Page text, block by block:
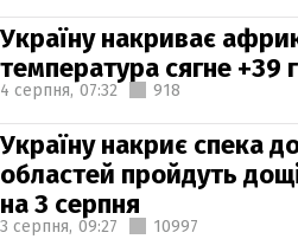
Україну накриває
температура сягне +39
4 серпня, 07:32 918
Україну накриє спека
областей пройдуть
на 3 серпня
3 серпня, 09:27 10997